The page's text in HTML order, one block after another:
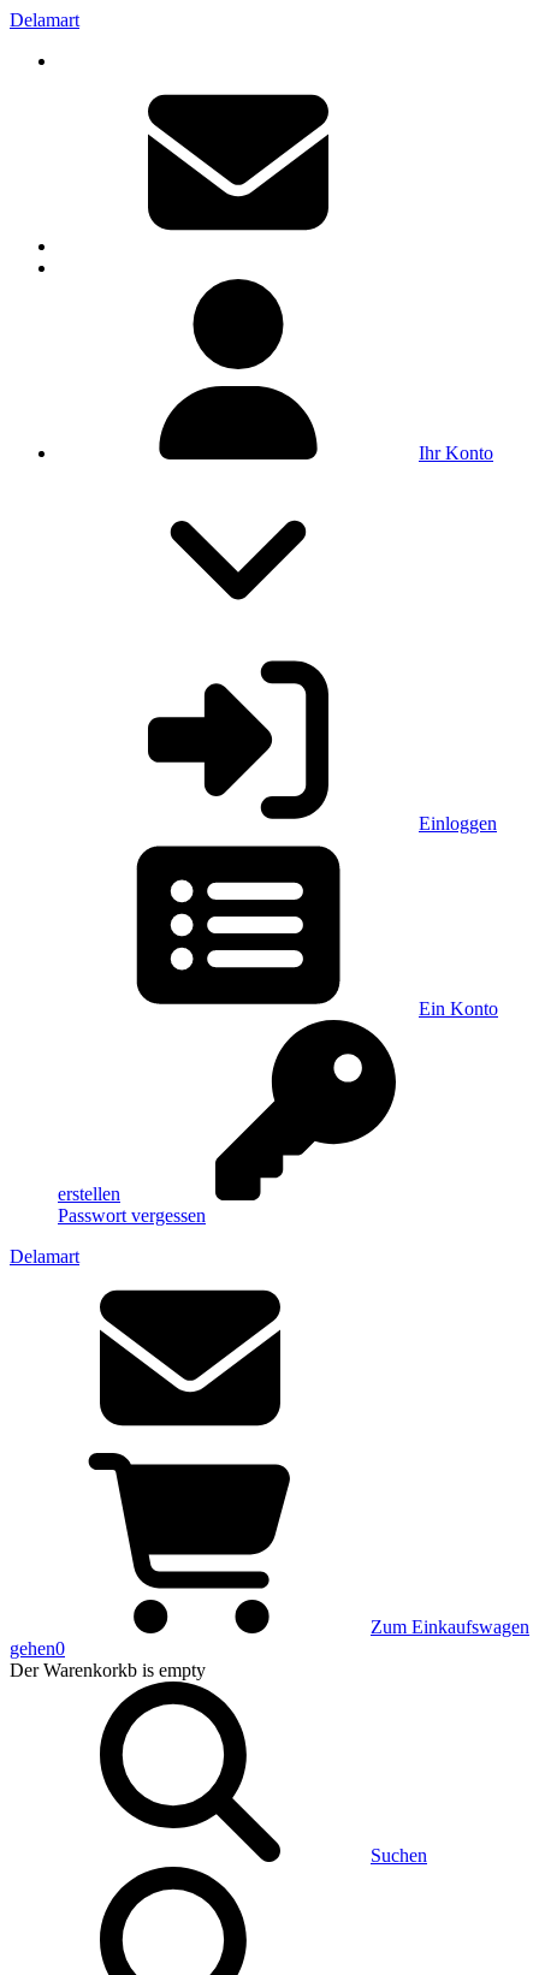
Delamart
Ihr Konto
Einloggen
Ein Konto
erstellen
Passwort vergessen
Delamart
Zum Einkaufswagen
gehen0
Der Warenkorkb is empty
Suchen